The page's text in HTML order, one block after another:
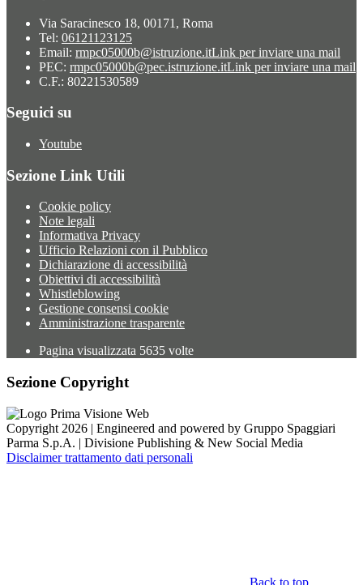
Via Saracinesco 18, 00171, Roma
Tel: 06121123125
Email: rmpc05000b@istruzione.itLink per inviare una mail
PEC: rmpc05000b@pec.istruzione.itLink per inviare una mail
C.F.: 80221530589
Seguici su
Youtube
Sezione Link Utili
Cookie policy
Note legali
Informativa Privacy
Ufficio Relazioni con il Pubblico
Dichiarazione di accessibilità
Obiettivi di accessibilità
Whistleblowing
Gestione consensi cookie
Amministrazione trasparente
Pagina visualizzata 5635 volte
Sezione Copyright
Copyright 2026 | Engineered and powered by Gruppo Spaggiari
Parma S.p.A. | Divisione Publishing & New Social Media
Disclaimer trattamento dati personali
Back to top